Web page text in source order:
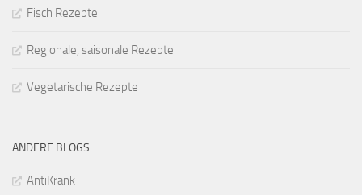
Fisch Rezepte
Regionale, saisonale Rezepte
Vegetarische Rezepte
ANDERE BLOGS
AntiKrank